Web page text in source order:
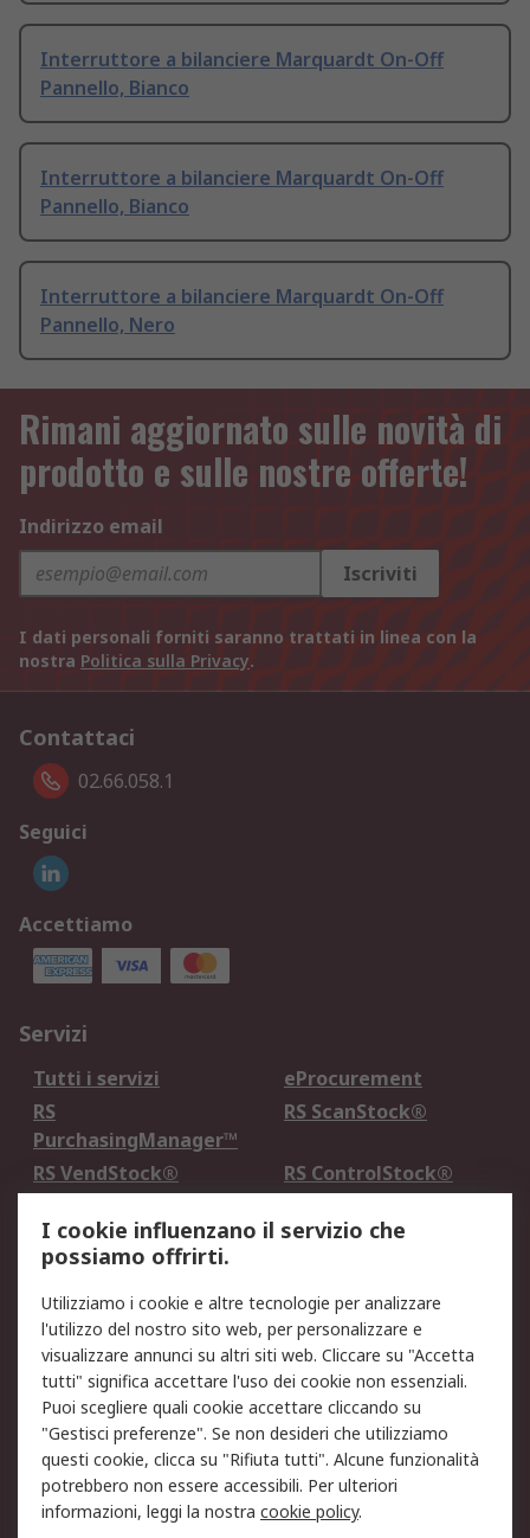
Interruttore a bilanciere Marquardt On-Off
Pannello, Bianco
Interruttore a bilanciere Marquardt On-Off
Pannello, Bianco
Interruttore a bilanciere Marquardt On-Off
Pannello, Nero
Rimani aggiornato sulle novità di
prodotto e sulle nostre offerte!
Indirizzo email
Iscriviti
I dati personali forniti saranno trattati in linea con la
nostra Politica sulla Privacy.
Contattaci
02.66.058.1
Seguici
Accettiamo
Servizi
Tutti i servizi
eProcurement
RS
PurchasingManager™
RS ScanStock®
RS VendStock®
RS ControlStock®
Legale
Informativa Cookie
Informativa Privacy -
Aggiornata
Email Security
Termini d'uso
Condizioni di vendita
Condizioni generali di
servizio
Etica e responsabilità
Chi Siamo
I cookie influenzano il servizio che
possiamo offrirti.
Utilizziamo i cookie e altre tecnologie per analizzare
l'utilizzo del nostro sito web, per personalizzare e
visualizzare annunci su altri siti web. Cliccare su "Accetta
tutti" significa accettare l'uso dei cookie non essenziali.
Puoi scegliere quali cookie accettare cliccando su
"Gestisci preferenze". Se non desideri che utilizziamo
questi cookie, clicca su "Rifiuta tutti". Alcune funzionalità
potrebbero non essere accessibili. Per ulteriori
informazioni, leggi la nostra cookie policy.